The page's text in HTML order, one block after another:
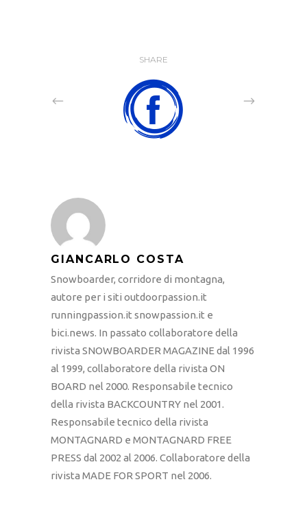
SHARE
GIANCARLO COSTA
Snowboarder, corridore di montagna,
autore per i siti outdoorpassion.it
runningpassion.it snowpassion.it e
bici.news. In passato collaboratore della
rivista SNOWBOARDER MAGAZINE dal 1996
al 1999, collaboratore della rivista ON
BOARD nel 2000. Responsabile tecnico
della rivista BACKCOUNTRY nel 2001.
Responsabile tecnico della rivista
MONTAGNARD e MONTAGNARD FREE
PRESS dal 2002 al 2006. Collaboratore della
rivista MADE FOR SPORT nel 2006.